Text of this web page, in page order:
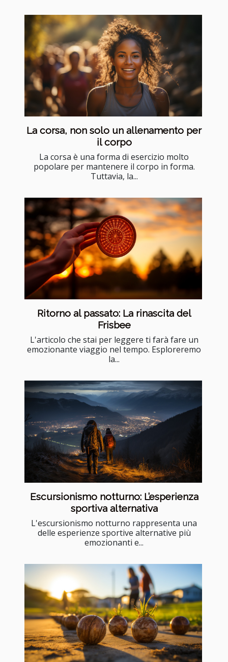
La corsa, non solo un allenamento per
il corpo
La corsa è una forma di esercizio molto
popolare per mantenere il corpo in forma.
Tuttavia, la...
Ritorno al passato: La rinascita del
Frisbee
L'articolo che stai per leggere ti farà fare un
emozionante viaggio nel tempo. Esploreremo
la...
Escursionismo notturno: L’esperienza
sportiva alternativa
L'escursionismo notturno rappresenta una
delle esperienze sportive alternative più
emozionanti e...